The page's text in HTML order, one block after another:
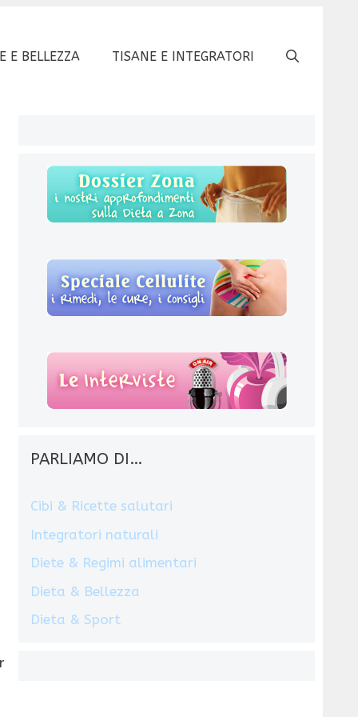
E BELLEZZA TISANE E INTEGRATORI
PARLIAMO DI…
Cibi & Ricette salutari
Integratori naturali
Diete & Regimi alimentari
Dieta & Bellezza
Dieta & Sport